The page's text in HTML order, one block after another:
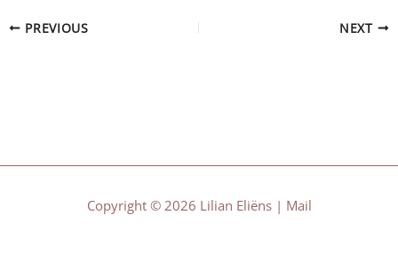
PREVIOUS NEXT
Copyright © 2026 Lilian Eliëns | Mail